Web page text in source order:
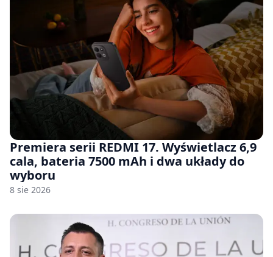
Premiera serii REDMI 17. Wyświetlacz 6,9
cala, bateria 7500 mAh i dwa układy do
wyboru
8 sie 2026